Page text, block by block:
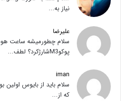
نیاز به...
علیرضا
سلام چطورمیشه ساعت
پوکوM3شارژکرد؟ لطف...
iman
سلام باید از بایوس
که از...